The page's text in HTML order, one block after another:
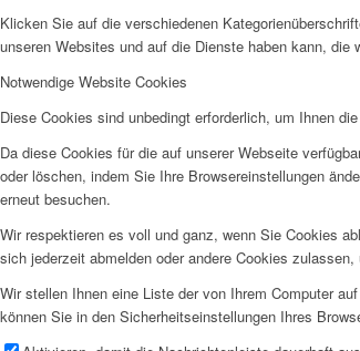
Klicken Sie auf die verschiedenen
unseren Websites und auf die Dienste haben kann, die
Notwendige Website Cookies
Diese Cookies sind unbedingt erforderlich, um Ihnen
Da diese Cookies für die auf unserer Webseite
oder löschen, indem Sie Ihre Browsereinstellungen
erneut besuchen.
Wir respektieren es voll und ganz, wenn Sie Cookies
sich jederzeit abmelden oder andere Cookies
Wir stellen Ihnen eine Liste der von Ihrem Computer
können Sie in den Sicherheitseinstellungen Ihres